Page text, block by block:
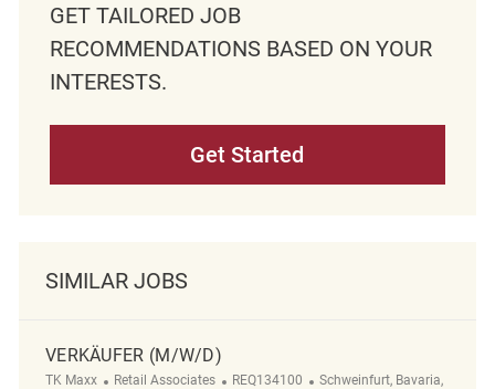
GET TAILORED JOB
RECOMMENDATIONS BASED ON YOUR
INTERESTS.
Get Started
SIMILAR JOBS
VERKÄUFER (M/W/D)
TK Maxx Category
Retail Associates ReqId
REQ134100 Location
Schweinfurt, Bavaria,